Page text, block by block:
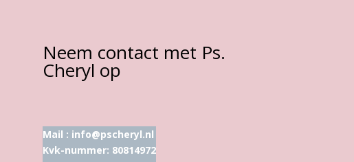
Neem contact met Ps.
Cheryl op
Mail : info@pscheryl.nl
Kvk-nummer: 80814972